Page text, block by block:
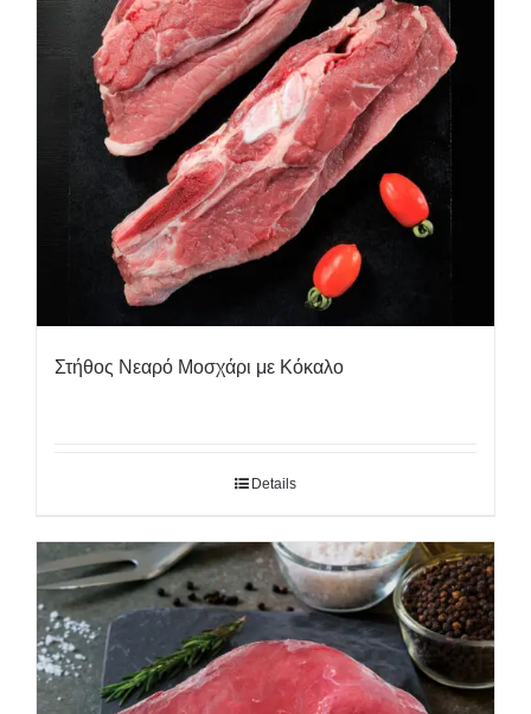
Στήθος Νεαρό Μοσχάρι με Κόκαλο
Details